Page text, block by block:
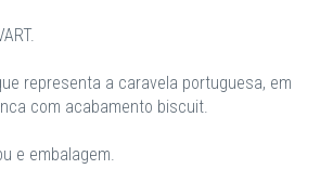
representa a caravela portuguesa, em
com acabamento biscuit.
e embalagem.